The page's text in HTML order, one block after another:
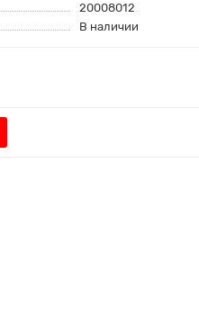
20008012
В наличии